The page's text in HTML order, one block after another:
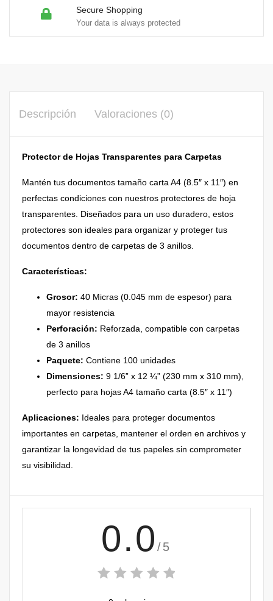
Secure Shopping
Your data is always protected
Descripción Valoraciones (0)
Protector de Hojas Transparentes para Carpetas
Mantén tus documentos tamaño carta A4 (8.5″ x 11″) en
perfectas condiciones con nuestros protectores de hoja
transparentes. Diseñados para un uso duradero, estos
protectores son ideales para organizar y proteger tus
documentos dentro de carpetas de 3 anillos.
Características:
Grosor: 40 Micras (0.045 mm de espesor) para
mayor resistencia
Perforación: Reforzada, compatible con carpetas
de 3 anillos
Paquete: Contiene 100 unidades
Dimensiones: 9 1/6” x 12 ¼” (230 mm x 310 mm),
perfecto para hojas A4 tamaño carta (8.5″ x 11″)
Aplicaciones: Ideales para proteger documentos
importantes en carpetas, mantener el orden en archivos y
garantizar la longevidad de tus papeles sin comprometer
su visibilidad.
0.0 /5